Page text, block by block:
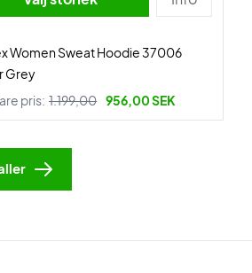
Women Sweat Hoodie 37006
Grey
pris: 1.199,00 956,00 SEK